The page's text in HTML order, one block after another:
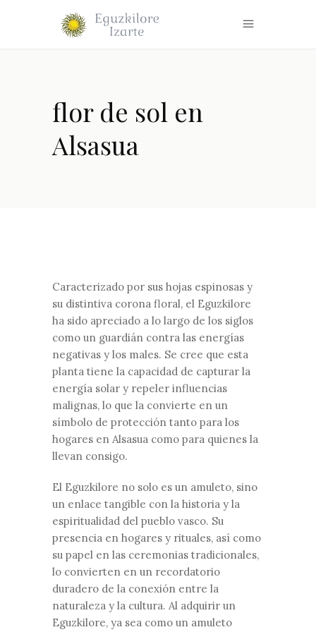
flor de sol en
Alsasua
Caracterizado por sus hojas espinosas y
su distintiva corona floral, el Eguzkilore
ha sido apreciado a lo largo de los siglos
como un guardián contra las energías
negativas y los males. Se cree que esta
planta tiene la capacidad de capturar la
energía solar y repeler influencias
malignas, lo que la convierte en un
símbolo de protección tanto para los
hogares en Alsasua como para quienes la
llevan consigo.
El Eguzkilore no solo es un amuleto, sino
un enlace tangible con la historia y la
espiritualidad del pueblo vasco. Su
presencia en hogares y rituales, así como
su papel en las ceremonias tradicionales,
lo convierten en un recordatorio
duradero de la conexión entre la
naturaleza y la cultura. Al adquirir un
Eguzkilore, ya sea como un amuleto